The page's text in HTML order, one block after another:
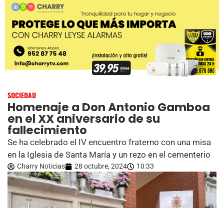
SOCIEDAD
Homenaje a Don Antonio Gamboa
en el XX aniversario de su
fallecimiento
Se ha celebrado el IV encuentro fraterno con una misa
en la Iglesia de Santa María y un rezo en el cementerio
Charry Noticias 28 octubre, 2024 10:33